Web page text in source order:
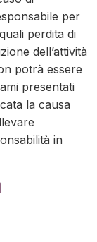
per
perdita di
dell’attività
potrà essere
presentati
la causa
in